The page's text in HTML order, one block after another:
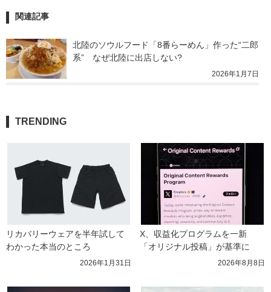
関連記事
北陸のソウルフード「8番らーめん」作った“二郎
系”　なぜ北陸に出店しない?
2026年1月7日
TRENDING
リカバリーウェアを半年試して
わかった本当のところ
2026年1月31日
X、収益化プログラムを一新
「オリジナル投稿」が基準に
2026年8月8日